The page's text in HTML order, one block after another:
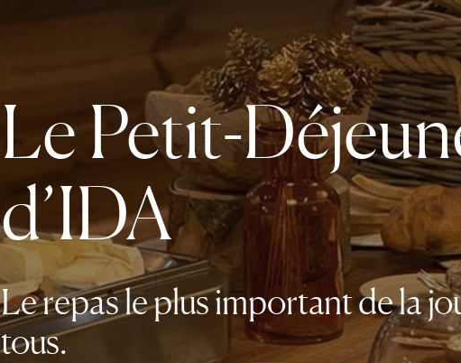
Le Petit-
d’IDA
Le repas le plus important de la
tous.